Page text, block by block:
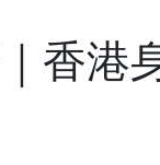
香港